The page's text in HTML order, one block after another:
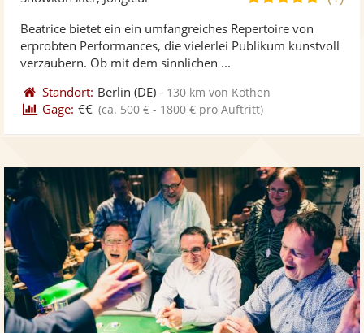
Beatrice bietet ein ein umfangreiches Repertoire von
erprobten Performances, die vielerlei Publikum kunstvoll
verzaubern. Ob mit dem sinnlichen ...
Standort: Berlin (DE) - 130 km von Köthen
Gage: €€ (ca. 500 € - 1800 € pro Auftritt)